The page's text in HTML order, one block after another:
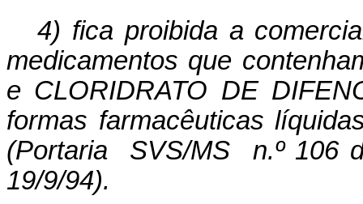
4) fica proibida a
medicamentos que
e CLORIDRATO DE
formas farmacêuticas
(Portaria SVS/MS n.º 106
19/9/94).